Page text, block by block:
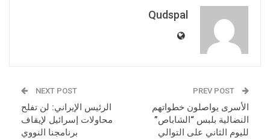
Qudspal
الأسرى يواصلون خطواتهم
النضالية بلبس “الشاباص”
لليوم الثاني على التوالي
NEXT POST
الرئيس الإيراني: لن تفلح
محاولات إسرائيل لإيقاف
برنامجنا النووي